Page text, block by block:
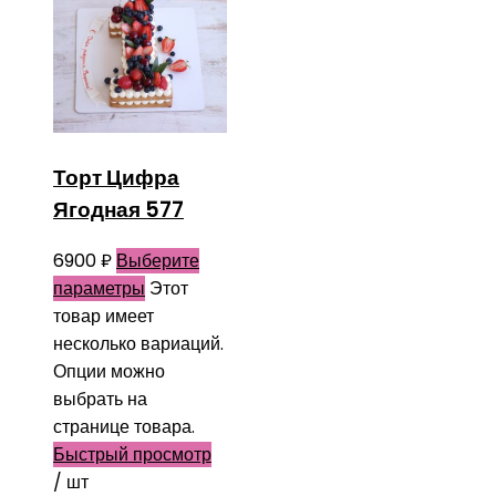
Торт Цифра
Ягодная 577
6900₽ Выберите
параметры Этот
товар имеет
несколько вариаций.
Опции можно
выбрать на
странице товара.
Быстрый просмотр
/ шт